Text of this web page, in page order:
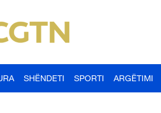
SHËNDETI SPORTI ARGËTIMI